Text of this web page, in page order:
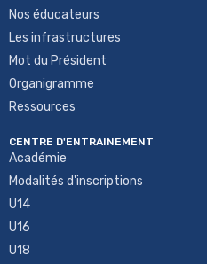
Nos éducateurs
Les infrastructures
Mot du Président
Organigramme
Ressources
CENTRE D'ENTRAINEMENT
Académie
Modalités d'inscriptions
U14
U16
U18